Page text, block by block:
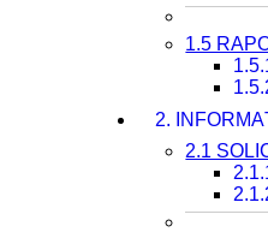
1.5
2.
2.1